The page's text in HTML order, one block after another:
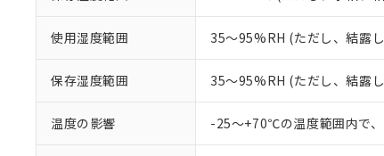
使用湿度範囲 35～95%RH (ただし、結露
保存湿度範囲 35～95%RH (ただし、結露
温度の影響 -25～+70℃の温度範囲内で
在庫状況
す。
マイパー
ている必
が、当社
さい。
部品在庫の切り
※3 非含有証
「ｅ」：有害物
「10」：通常の
味します。
「－」：未確認
また当社
－
在庫
機器
空
白
受注